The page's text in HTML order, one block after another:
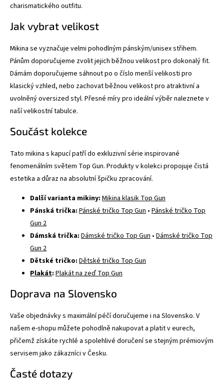
charismatického outfitu.
Jak vybrat velikost
Mikina se vyznačuje velmi pohodlným pánským/unisex střihem.
Pánům doporučujeme zvolit jejich běžnou velikost pro dokonalý fit.
Dámám doporučujeme sáhnout po o číslo menší velikosti pro
klasický vzhled, nebo zachovat běžnou velikost pro atraktivní a
uvolněný oversized styl. Přesné míry pro ideální výběr naleznete v
naší velikostní tabulce.
Součást kolekce
Tato mikina s kapucí patří do exkluzivní série inspirované
fenomenálním světem Top Gun. Produkty v kolekci propojuje čistá
estetika a důraz na absolutní špičku zpracování.
Další varianta mikiny: Mikina klasik Top Gun
Pánská trička: Pánské tričko Top Gun • Pánské tričko Top
Gun 2
Dámská trička: Dámské tričko Top Gun • Dámské tričko Top
Gun 2
Dětské tričko: Dětské tričko Top Gun
Plakát: Plakát na zeď Top Gun
Doprava na Slovensko
Vaše objednávky s maximální péčí doručujeme i na Slovensko. V
našem e-shopu můžete pohodlně nakupovat a platit v eurech,
přičemž získáte rychlé a spolehlivé doručení se stejným prémiovým
servisem jako zákazníci v Česku.
Časté dotazy